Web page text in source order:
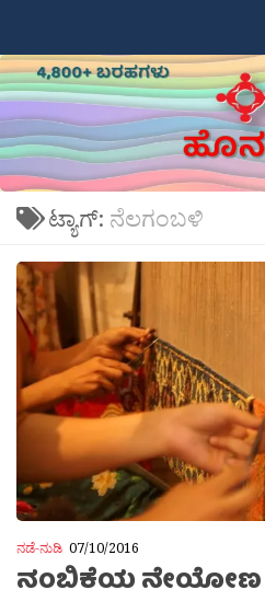
ಟ್ಯಾಗ್: ನೆಲಗಂಬಳಿ
ನಡೆ-ನುಡಿ 07/10/2016
ನಂಬಿಕೆಯ ನೇಯೋಣ